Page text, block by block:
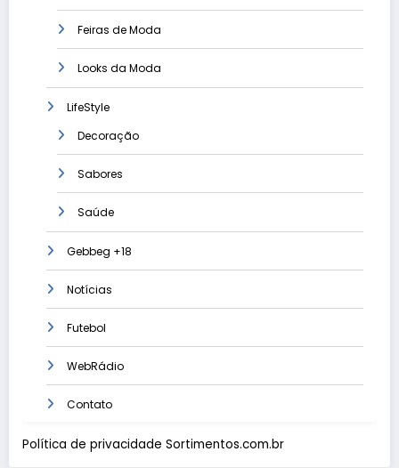
Feiras de Moda
Looks da Moda
LifeStyle
Decoração
Sabores
Saúde
Gebbeg +18
Notícias
Futebol
WebRádio
Contato
Política de privacidade Sortimentos.com.br